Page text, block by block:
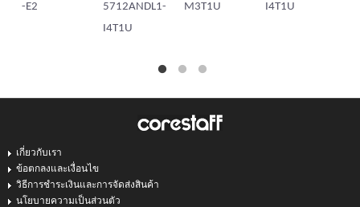
-E2
5712ANDL1-
I4T1U
M3T1U
I4T1U
เกี่ยวกับเรา
ข้อตกลงและเงื่อนไข
วิธีการชำระเงินและการจัดส่งสินค้า
นโยบายความเป็นส่วนตัว